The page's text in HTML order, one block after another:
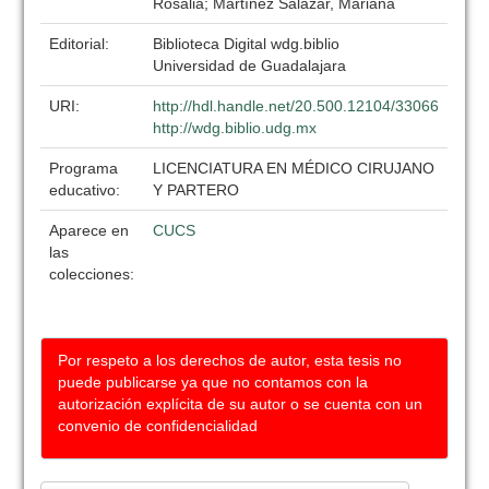
Editorial:
Biblioteca Digital wdg.biblio
Universidad de Guadalajara
URI:
http://hdl.handle.net/20.500.12104/33066
http://wdg.biblio.udg.mx
Programa
educativo:
LICENCIATURA EN MÉDICO CIRUJANO
Y PARTERO
Aparece en
las
colecciones:
CUCS
Por respeto a los derechos de autor, esta tesis no
puede publicarse ya que no contamos con la
autorización explícita de su autor o se cuenta con un
convenio de confidencialidad